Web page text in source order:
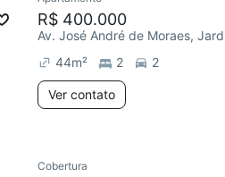
R$ 400.000
44m² 2 2
Ver contato
Chegou este mês
Cobertura